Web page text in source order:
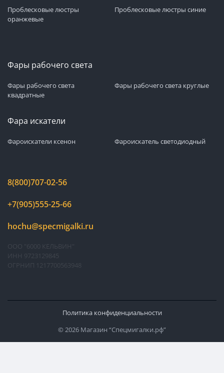
Проблесковые люстры
оранжевые
Проблесковые люстры синие
Фары рабочего света
Фары рабочего света
квадратные
Фары рабочего света круглые
Фара искатели
Фароискатели ксенон Фароискатель светодиодный
8(800)707-02-56
+7(905)555-25-66
hochu@specmigalki.ru
ООО "6000 КЕЛЬВИН"
ИНН 9723129845
ОГРНИП 1217700563948
Политика конфиденциальности
© 2026 Магазин “Спецмигалки.рф”